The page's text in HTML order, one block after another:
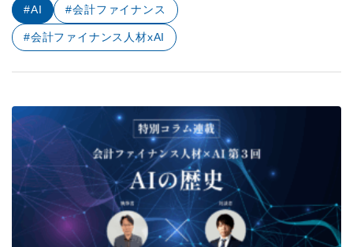
#AI #会計ファイナンス
#会計ファイナンス人材xAI